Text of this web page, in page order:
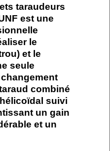
taraudeurs
est une
le
et le
seule
combiné
suivi
un gain
et un